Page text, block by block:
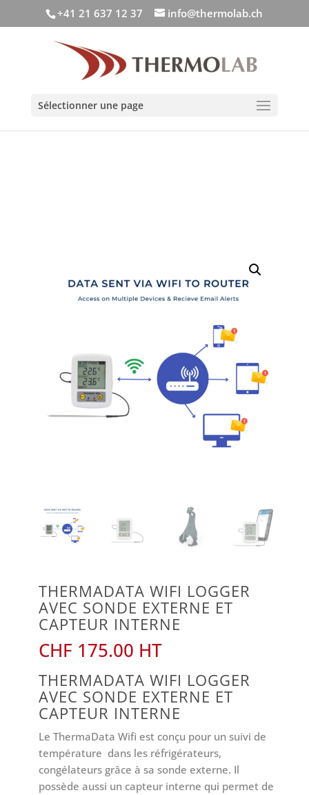
+41 21 637 12 37 info@thermolab.ch
Sélectionner une page
THERMADATA WIFI LOGGER
AVEC SONDE EXTERNE ET
CAPTEUR INTERNE
CHF 175.00
THERMADATA WIFI LOGGER
AVEC SONDE EXTERNE ET
CAPTEUR INTERNE
Le ThermaData Wifi est conçu pour un suivi de
température dans les réfrigérateurs,
congélateurs grâce à sa sonde externe. Il
possède aussi un capteur interne qui permet de